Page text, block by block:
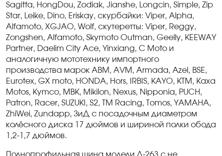
Sagitta, HongDou, Zodiak, Jianshe, Longcin, Simple, Zip
Star, Leike, Dino, Eriskay, скурбайки: Viper, Alpha,
Alfamoto, XGJAO, Wolf, скутеретты: Viper, Reggy,
Zongshen, Alfamoto, Skymoto Outman, Geelly, KEEWAY
Partner, Daelim City Ace, Yinxiang, C Moto и
аналогичную мототехнику импортного
производства марок ABM, AVM, Armada, Azel , BSE,
Eurotex, GX moto, HONDA, Hors, IRBIS, KAYO, KTM, Kaxa
Motos, Kymco, MBK, Mikilon, Nexus, Nipponia, PUCH,
Patron, Racer, SUZUKI , S2, TM Racing, Tomos, YAMAHA,
ZhiWei, Zundapp, ЗиД с посадочным диаметром
колёсного диска 17 дюймов и шириной полки обода
1,2-1,7 дюймов.
Полнопрофильная шина модели Л-263 с не